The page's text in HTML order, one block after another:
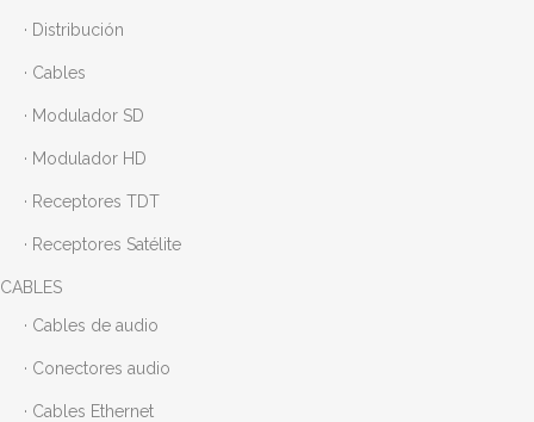
· Distribución
· Cables
· Modulador SD
· Modulador HD
· Receptores TDT
· Receptores Satélite
CABLES
· Cables de audio
· Conectores audio
· Cables Ethernet